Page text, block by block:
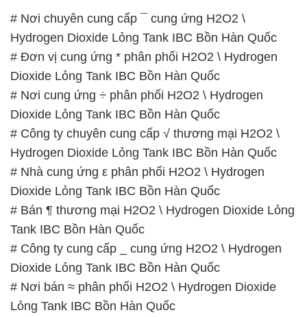
# Nơi chuyên cung cấp ¯ cung ứng H2O2 \
Hydrogen Dioxide Lỏng Tank IBC Bồn Hàn Quốc
# Đơn vị cung ứng * phân phối H2O2 \ Hydrogen
Dioxide Lỏng Tank IBC Bồn Hàn Quốc
# Nơi cung ứng ÷ phân phối H2O2 \ Hydrogen
Dioxide Lỏng Tank IBC Bồn Hàn Quốc
# Công ty chuyên cung cấp √ thương mại H2O2 \
Hydrogen Dioxide Lỏng Tank IBC Bồn Hàn Quốc
# Nhà cung ứng ε phân phối H2O2 \ Hydrogen
Dioxide Lỏng Tank IBC Bồn Hàn Quốc
# Bán ¶ thương mại H2O2 \ Hydrogen Dioxide Lỏng
Tank IBC Bồn Hàn Quốc
# Công ty cung cấp _ cung ứng H2O2 \ Hydrogen
Dioxide Lỏng Tank IBC Bồn Hàn Quốc
# Nơi bán ≈ phân phối H2O2 \ Hydrogen Dioxide
Lỏng Tank IBC Bồn Hàn Quốc